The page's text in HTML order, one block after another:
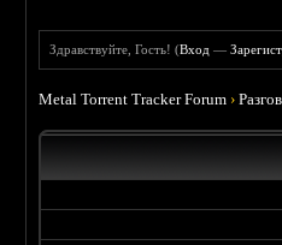
Здравствуйте, Гость! (Вход —
Metal Torrent Tracker Forum ›